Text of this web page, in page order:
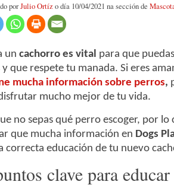
porJulio Ortízo día 10/04/2021 na sección de
un cachorro es vital para que
que respete tu manada. Si eres
mucha información sobre perros,
mucho mejor de tu vida.
no sepas qué perro escoger, por lo
que mucha información en Dogs
correcta educación de tu nuevo
clave para